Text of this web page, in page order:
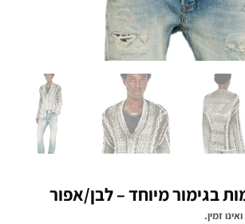
בגימור מיוחד – לבן/אפור
זמין.